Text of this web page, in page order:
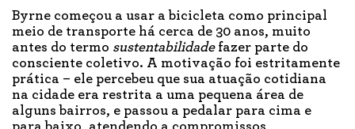
Byrne começou a usar a bicicleta como principal
meio de transporte há cerca de 30 anos, muito
antes do termo sustentabilidadefazer parte do
consciente coletivo. A motivação foi estritamente
prática – ele percebeu que sua atuação cotidiana
na cidade era restrita a uma pequena área de
alguns bairros, e passou a pedalar para cima e